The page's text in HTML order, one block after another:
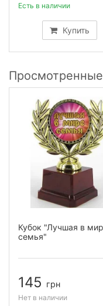
Купить
Есть в наличии
Кубок "Лучшая в
семья"
145 грн
Нет в наличии